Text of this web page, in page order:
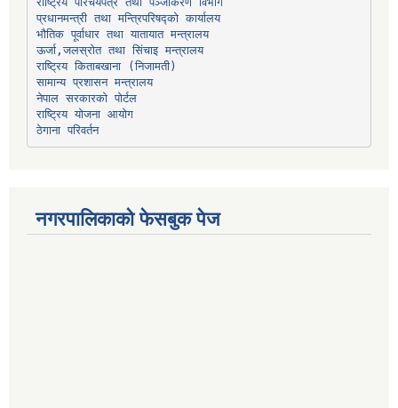
प्रधानमन्त्री तथा मन्त्रिपरिषद्को कार्यालय
भौतिक पूर्वाधार तथा यातायात मन्त्रालय
ऊर्जा,जलस्रोत तथा सिंचाइ मन्त्रालय
सामान्य प्रशासन मन्त्रालय
नेपाल सरकारको पोर्टल
राष्ट्रिय योजना आयोग
ठेगाना परिवर्तन
नगरपालिकाको फेसबुक पेज